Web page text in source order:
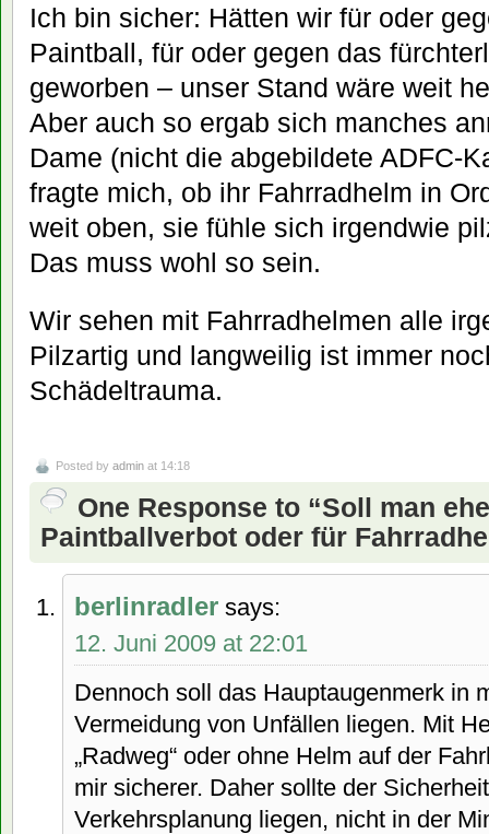
Ich bin sicher: Hätten wir für oder
Paintball, für oder gegen das
geworben – unser Stand wäre weit
Aber auch so ergab sich manches
Dame (nicht die abgebildete ADFC-
fragte mich, ob ihr Fahrradhelm in
weit oben, sie fühle sich irgendwie
Das muss wohl so sein.
Wir sehen mit Fahrradhelmen alle
Pilzartig und langweilig ist immer
Schädeltrauma.
Posted by admin at 14:18
One Response to “Soll man
Paintballverbot oder für
berlinradler says:
12. Juni 2009 at 22:01
Dennoch soll das Hauptaugenmerk in
Vermeidung von Unfällen liegen. Mit
„Radweg“ oder ohne Helm auf der
mir sicherer. Daher sollte der
Verkehrsplanung liegen, nicht in der